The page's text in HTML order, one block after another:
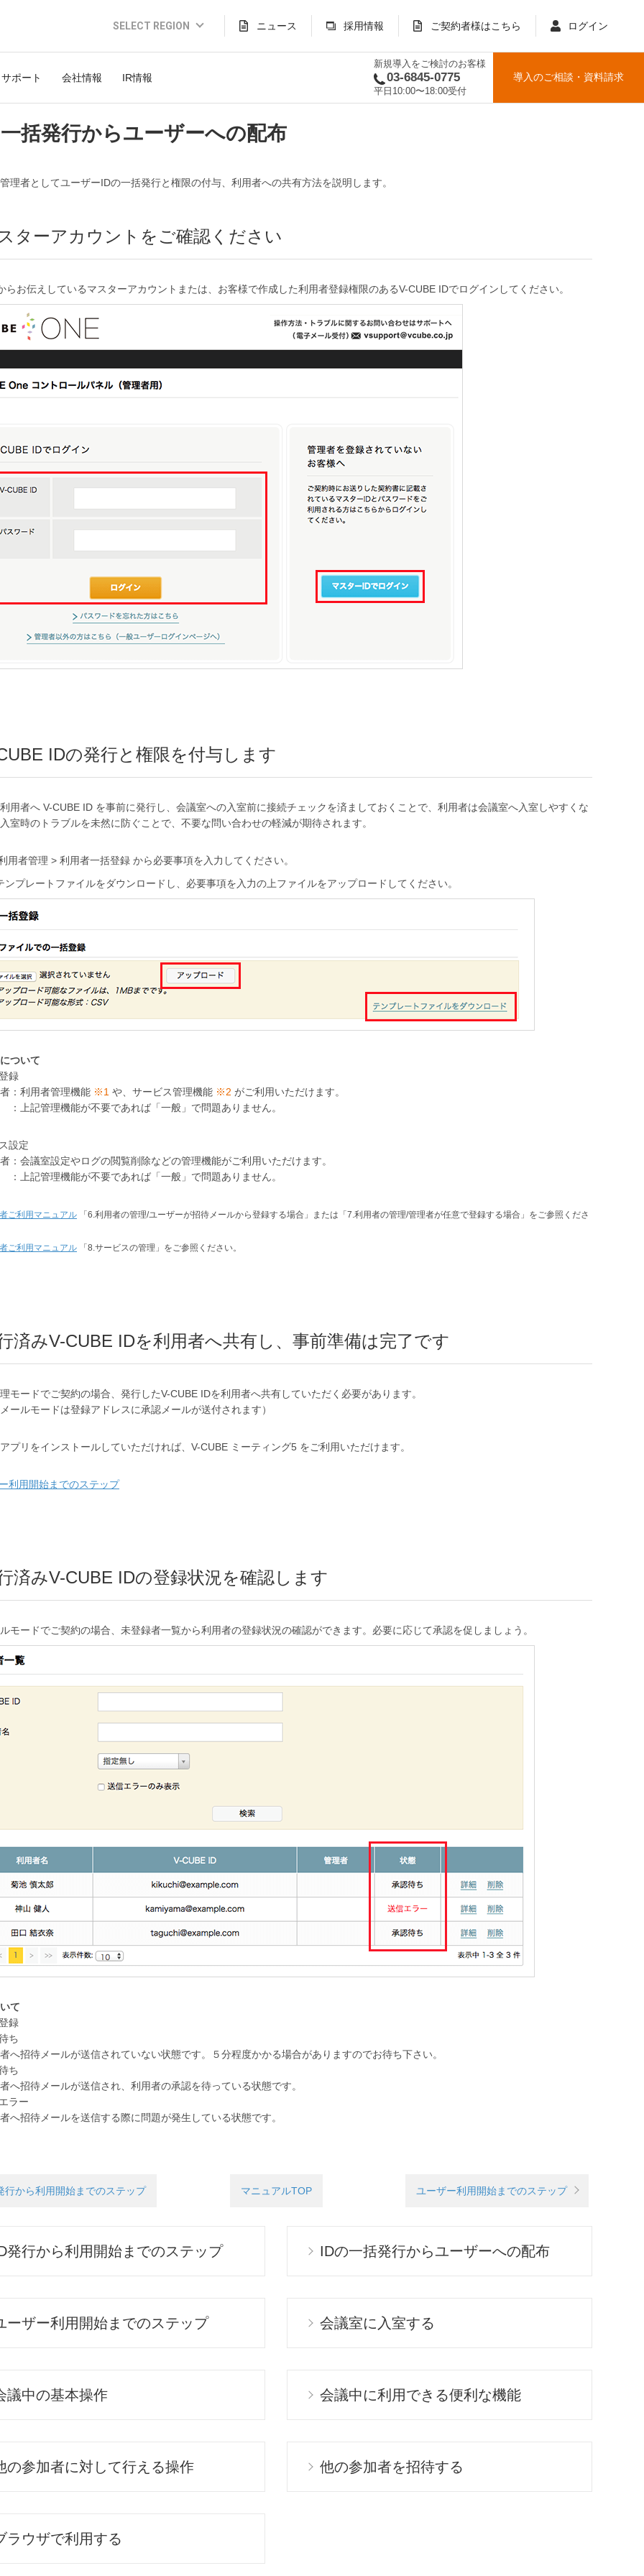
SELECT REGION
Global Website (English)
JAPAN (日本語)
THAILAND (Thai)
ニュース 採用情報 ご契約者様はこちら ログイン
サポート 会社情報 IR情報
新規導入をご検討のお客様
03-6845-0775
平日10:00〜18:00受付
導入のご相談 ・ 資料請求
括発行からユーザーへの配布
理者としてユーザーIDの一括発行と権限の付与、利用者への共有方法を説明します。
ターアカウントをご確認ください
らお伝えしているマスターアカウントまたは、お客様で作成した利用者登録権限のあるV-CUBE IDでログインしてください。
IDの発行と権限を付与します
用者へ V-CUBE ID を事前に発行し、会議室への入室前に接続チェックを済ましておくことで、利用者は会議室へ入室しやすくな
室時のトラブルを未然に防ぐことで、不要な問い合わせの軽減が期待されます。
用者管理 > 利用者一括登録 から必要事項を入力してください。
ンプレートファイルをダウンロードし、必要事項を入力の上ファイルをアップロードしてください。
ついて
録
：利用者管理機能 ※1 や、サービス管理機能 ※2 がご利用いただけます。
上記管理機能が不要であれば「一般」で問題ありません。
設定
会議室設定やログの閲覧削除などの管理機能がご利用いただけます。
上記管理機能が不要であれば「一般」で問題ありません。
ご利用マニュアル 「6.利用者の管理/ユーザーが招待メールから登録する場合」または「7.利用者の管理/管理者が任意で登録する場合」をご参照くださ
ご利用マニュアル 「8.サービスの管理」をご参照ください。
済みV-CUBE IDを利用者へ共有し、事前準備は完了です
モードでご契約の場合、発行したV-CUBE IDを利用者へ共有していただく必要があります。
ールモードは登録アドレスに承認メールが送付されます）
プリをインストールしていただければ、V-CUBE ミーティング5 をご利用いただけます。
利用開始までのステップ
済みV-CUBE IDの登録状況を確認します
モードでご契約の場合、未登録者一覧から利用者の登録状況の確認ができます。必要に応じて承認を促しましょう。
て
録
ち
待メールが送信されていない状態です。５分程度かかる場合がありますのでお待ち下さい。
ち
待メールが送信され、利用者の承認を待っている状態です。
ラー
待メールを送信する際に問題が発生している状態です。
行から利用開始までのステップ マニュアルTOP ユーザー利用開始までのステップ
発行から利用開始までのステップ IDの一括発行からユーザーへの配布
ーザー利用開始までのステップ 会議室に入室する
議中の基本操作 会議中に利用できる便利な機能
の参加者に対して行える操作 他の参加者を招待する
ラウザで利用する